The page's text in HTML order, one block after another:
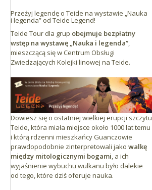
Przeżyj legendę o Teide na wystawie „Nauka
i legenda” od Teide Legend!
Teide Tour dla grup obejmuje bezpłatny
wstęp na wystawę „Nauka i legenda”,
mieszczącą się w Centrum Obsługi
Zwiedzających Kolejki linowej na Teide.
Dowiesz się o ostatniej wielkiej erupcji szczytu
Teide, która miała miejsce około 1000 lat temu
i którą rdzenni mieszkańcy Guanczowie
prawdopodobnie zinterpretowali jako walkę
między mitologicznymi bogami, a ich
wyjaśnienie wybuchu wulkanu było dalekie
od tego, które dziś oferuje nauka.